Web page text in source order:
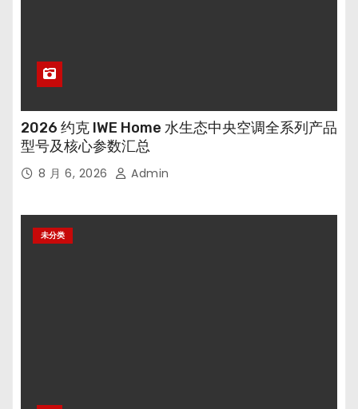
2026 约克 IWE Home 水生态中央空调全系列产品
型号及核心参数汇总
8 月 6, 2026 Admin
未分类